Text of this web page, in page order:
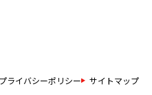
プライバシーポリシー サイトマップ